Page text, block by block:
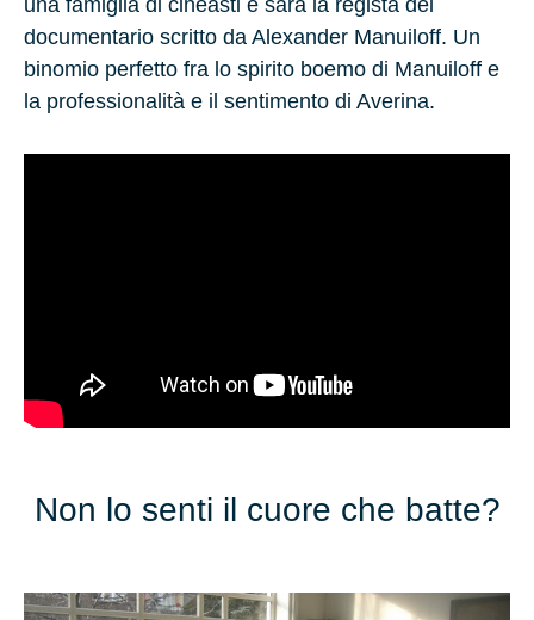
documentario scritto da Alexander Manuiloff. Un
binomio perfetto fra lo spirito boemo di Manuiloff e
la professionalità e il sentimento di Averina.
Non lo senti il cuore che batte?